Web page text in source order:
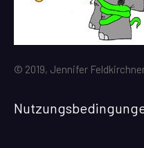
© 2019, Jennifer